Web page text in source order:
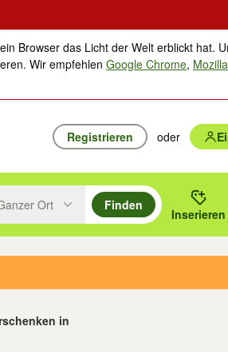
Browser das Licht der Welt erblickt hat.
Wir empfehlenGoogle Chrome,
Registrieren oder
oben/unten durchsuchen und mit
drücken um zu suchen, oder
Ort
Finden
Inserieren
in